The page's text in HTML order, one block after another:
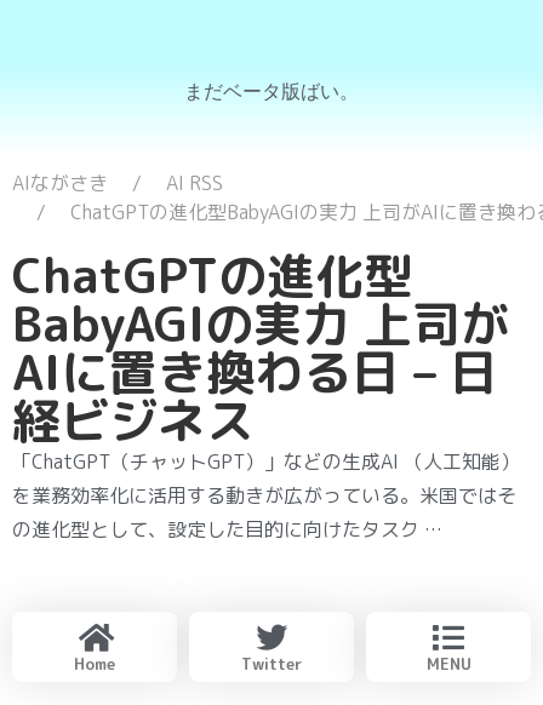
まだベータ版ばい。
AIながさき
AI RSS
ChatGPTの進化型BabyAGIの実力 上司がAIに置き換
ChatGPTの進化型
BabyAGIの実力 上司が
AIに置き換わる日 – 日
経ビジネス
「ChatGPT（チャットGPT）」などの生成AI （人工知能）
を業務効率化に活用する動きが広がっている。米国ではそ
の進化型として、設定した目的に向けたタスク …
Home Twitter MENU